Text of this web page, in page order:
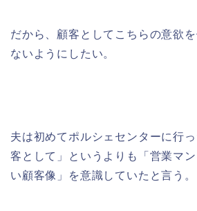
だから、顧客としてこちらの意欲
ないようにしたい。
夫は初めてポルシェセンターに行
客として」というよりも「営業マ
い顧客像」を意識していたと言う。